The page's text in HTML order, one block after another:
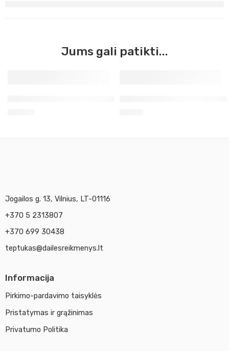
Jums gali patikti...
Jogailos g. 13, Vilnius, LT-01116
+370 5 2313807
+370 699 30438
teptukas@dailesreikmenys.lt
Informacija
Pirkimo-pardavimo taisyklės
Pristatymas ir grąžinimas
Privatumo Politika